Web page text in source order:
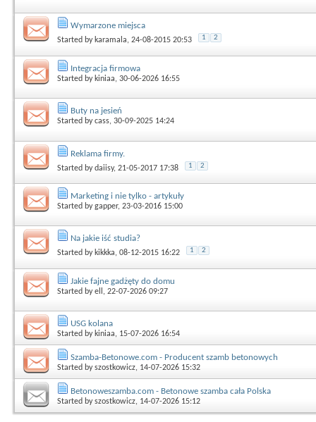
Wymarzone miejsca
Started by karamala, 24-08-2015 20:53 1 2
Integracja firmowa
Started by kiniaa, 30-06-2026 16:55
Buty na jesień
Started bycass, 30-09-2025 14:24
Reklama firmy.
Started bydaiisy, 21-05-2017 17:38 1 2
Marketing i nie tylko - artykuły
Started bygapper, 23-03-2016 15:00
Na jakie iść studia?
Started bykikkka, 08-12-2015 16:22 1 2
Jakie fajne gadżęty do domu
Started byell , 22-07-2026 09:27
USG kolana
Started by kiniaa, 15-07-2026 16:54
Szamba-Betonowe.com - Producent szamb betonowych
Started byszostkowicz, 14-07-2026 15:32
Betonoweszamba.com - Betonowe szamba cała Polska
Started byszostkowicz, 14-07-2026 15:12